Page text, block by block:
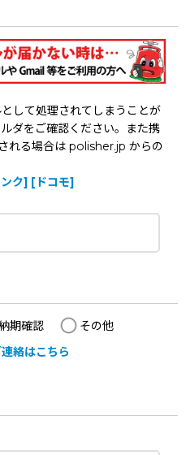
して処理されてしまうことが
ダをご確認ください。また携
れる場合は polisher.jp からの
ク] [ドコモ]
期確認
その他
絡はこちら